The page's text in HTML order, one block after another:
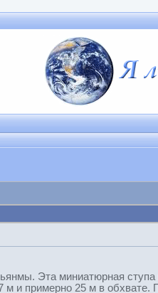
Эта миниатюрная ступа
м и примерно 25 м в